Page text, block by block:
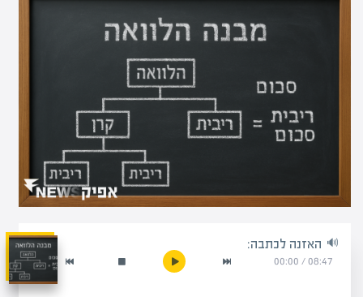
האזנה לכתבה:
08:47
/
00:00